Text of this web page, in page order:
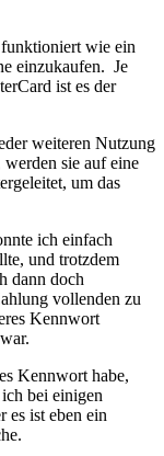
funktioniert wie ein
einzukaufen. Je
ist es der
weiteren Nutzung
werden sie auf eine
um das
ich einfach
und trotzdem
dann doch
vollenden zu
Kennwort
Kennwort habe,
bei einigen
es ist eben ein